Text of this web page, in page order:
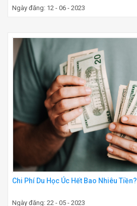
Ngày đăng: 12 - 06 - 2023
Chi Phí Du Học Úc Hết Bao Nhiêu Tiền?
Ngày đăng: 22 - 05 - 2023